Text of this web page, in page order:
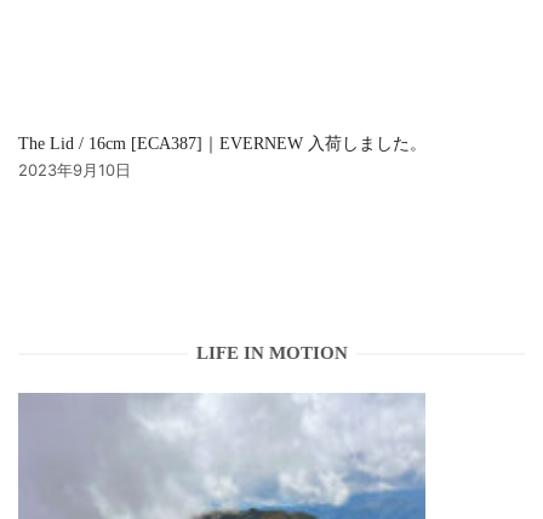
The Lid / 16cm [ECA387]｜EVERNEW 入荷しました。
2023年9月10日
LIFE IN MOTION